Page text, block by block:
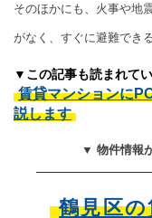
そのほかにも、火事や地
がなく、すぐに避難でき
▼この記事も読まれて
賃貸マンションに
説します
▼ 物件情報
鶴見区